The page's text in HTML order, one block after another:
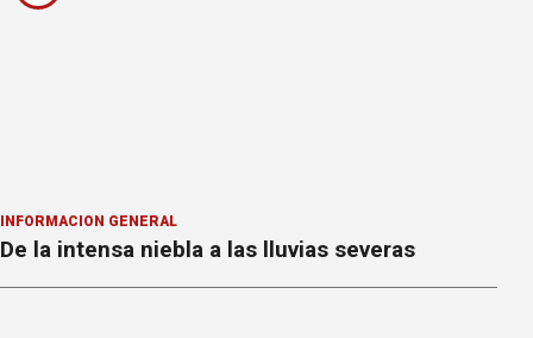
INFORMACION GENERAL
De la intensa niebla a las lluvias severas